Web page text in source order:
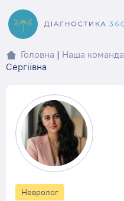
content
Головна | Наша команда
Сергіївна
Невролог